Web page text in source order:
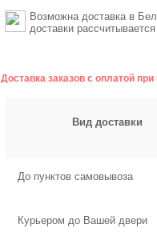
Возможна доставка в
доставки
Доставка заказов с оплатой
Вид доставки
До пунктов самовывоза
Курьером до Вашей двери